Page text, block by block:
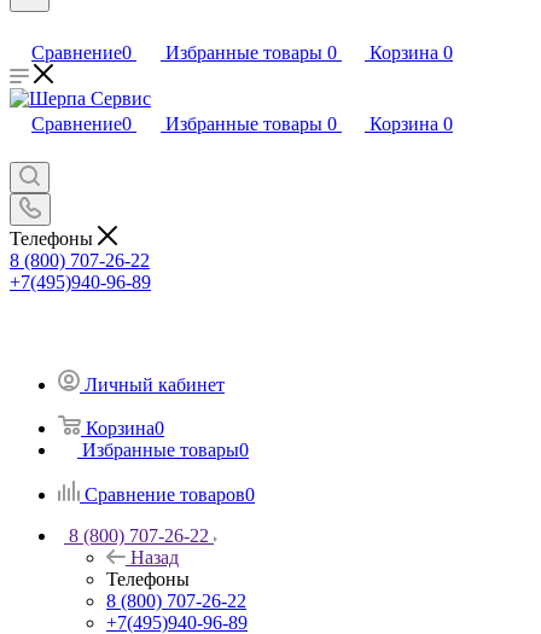
Сравнение0 Избранные товары 0 Корзина 0
Сравнение0 Избранные товары 0 Корзина 0
Телефоны
8 (800) 707-26-22
+7(495)940-96-89
Личный кабинет
Корзина0
Избранные товары0
Сравнение товаров0
8 (800) 707-26-22
Назад
Телефоны
8 (800) 707-26-22
+7(495)940-96-89